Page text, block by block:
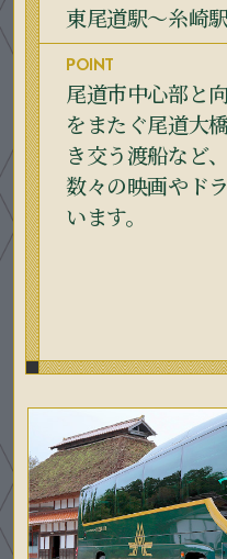
東尾道駅～糸崎
POINT
尾道市中心部と
をまたぐ尾道大
き交う渡船など
数々の映画やド
います。